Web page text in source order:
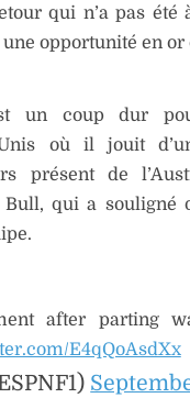
qui n’a pas été
opportunité en
un coup dur
où il jouit
présent de
qui a souligné
after parting
E4qQoAsdXx